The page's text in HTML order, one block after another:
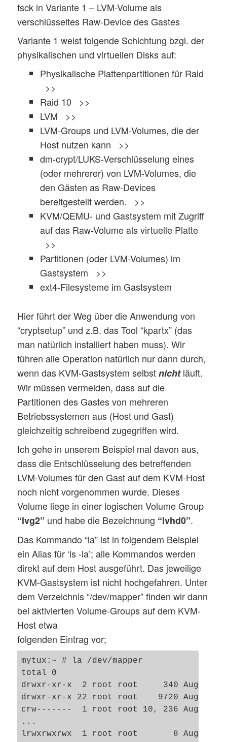
fsck in Variante 1 – LVM-Volume als
verschlüsseltes Raw-Device des Gastes
Variante 1 weist folgende Schichtung bzgl. der
physikalischen und virtuellen Disks auf:
Physikalische Plattenpartitionen für Raid
>>
Raid 10 >>
LVM >>
LVM-Groups und LVM-Volumes, die der
Host nutzen kann >>
dm-crypt/LUKS-Verschlüsselung eines
(oder mehrerer) von LVM-Volumes, die
den Gästen as Raw-Devices
bereitgestellt werden. >>
KVM/QEMU- und Gastsystem mit Zugriff
auf das Raw-Volume als virtuelle Platte
>>
Partitionen (oder LVM-Volumes) im
Gastsystem >>
ext4-Filesysteme im Gastsystem
Hier führt der Weg über die Anwendung von
“cryptsetup” und z.B. das Tool “kpartx” (das
man natürlich installiert haben muss). Wir
führen alle Operation natürlich nur dann durch,
wenn das KVM-Gastsystem selbstnichtläuft.
Wir müssen vermeiden, dass auf die
Partitionen des Gastes von mehreren
Betriebssystemen aus (Host und Gast)
gleichzeitig schreibend zugegriffen wird.
Ich gehe in unserem Beispiel mal davon aus,
dass die Entschlüsselung des betreffenden
LVM-Volumes für den Gast auf dem KVM-Host
noch nicht vorgenommen wurde. Dieses
Volume liege in einer logischen Volume Group
“lvg2” und habe die Bezeichnung “lvhd0”.
Das Kommando “la” ist in folgendem Beispiel
ein Alias für ‘ls -la’; alle Kommandos werden
direkt auf dem Host ausgeführt. Das jeweilige
KVM-Gastsystem ist nicht hochgefahren. Unter
dem Verzeichnis “/dev/mapper” finden wir dann
bei aktivierten Volume-Groups auf dem KVM-
Host etwa
folgenden Eintrag vor;
mytux:~ # la /dev/mapper
total 0
drwxr-xr-x  2 root root     340 Aug  4
drwxr-xr-x 22 root root    9720 Aug  4
crw-------  1 root root 10, 236 Aug  4
...
lrwxrwxrwx  1 root root       8 Aug  4